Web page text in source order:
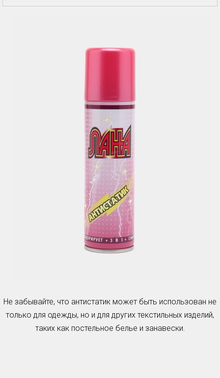
Не забывайте, что антистатик может быть использован не
только для одежды, но и для других текстильных изделий,
таких как постельное белье и занавески.